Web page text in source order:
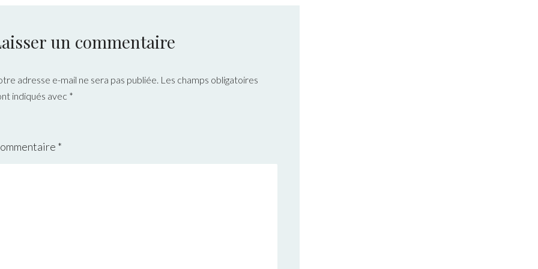
un commentaire
adresse e-mail ne sera pas publiée. Les champs obligatoires
indiqués avec *
*